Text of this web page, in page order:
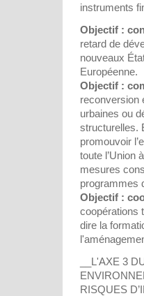
instruments
Objectif :
retard de
nouveaux
Européenne.
Objectif :
reconversion
urbaines ou
structurelles.
promouvoir
toute l’Union
mesures
programmes
Objectif :
coopérations
dire la
__L'AXE 3
RISQUES